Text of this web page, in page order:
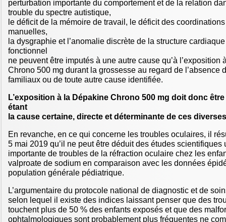
perturbation importante du comportement et de la relation
trouble du spectre autistique,
le déficit de la mémoire de travail, le déficit des
manuelles,
la dysgraphie et l’anomalie discrète de la structure
fonctionnel
ne peuvent être imputés à une autre cause qu’à l’exposition
Chrono 500 mg durant la grossesse au regard de l’absence
familiaux ou de toute autre cause identifiée.
L’exposition à la Dépakine Chrono 500 mg doit donc
étant
la cause certaine, directe et déterminante de ces
En revanche, en ce qui concerne les troubles oculaires, il
5 mai 2019 qu’il ne peut être déduit des études scientifiques
importante de troubles de la réfraction oculaire chez les
valproate de sodium en comparaison avec les données
population générale pédiatrique.
L’argumentaire du protocole national de diagnostic et de
selon lequel il existe des indices laissant penser que des
touchent plus de 50 % des enfants exposés et que des
ophtalmologiques sont probablement plus fréquentes ne